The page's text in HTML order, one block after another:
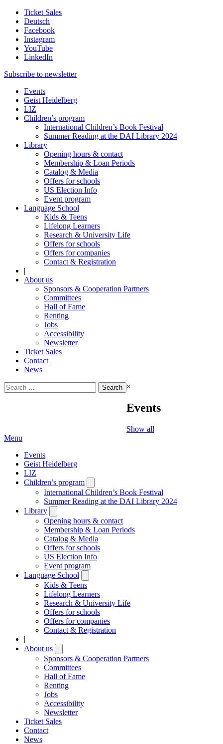
Ticket Sales
Deutsch
Facebook
Instagram
YouTube
LinkedIn
Subscribe to newsletter
Events
Geist Heidelberg
LIZ
Children’s program
International Children’s Book Festival
Summer Reading at the DAI Library 2024
Library
Opening hours & contact
Membership & Loan Periods
Catalog & Media
Offers for schools
US Election Info
Event program
Language School
Kids & Teens
Lifelong Learners
Research & University Life
Offers for schools
Offers for companies
Contact & Registration
|
About us
Sponsors & Cooperation Partners
Committees
Hall of Fame
Renting
Jobs
Accessibility
Newsletter
Ticket Sales
Contact
News
Search
for:
×
Events
Show all
Menu
Events
Geist Heidelberg
LIZ
Children’s program
submenu
International Children’s Book Festival
Summer Reading at the DAI Library 2024
Library
submenu
Opening hours & contact
Membership & Loan Periods
Catalog & Media
Offers for schools
US Election Info
Event program
Language School
submenu
Kids & Teens
Lifelong Learners
Research & University Life
Offers for schools
Offers for companies
Contact & Registration
|
About us
submenu
Sponsors & Cooperation Partners
Committees
Hall of Fame
Renting
Jobs
Accessibility
Newsletter
Ticket Sales
Contact
News